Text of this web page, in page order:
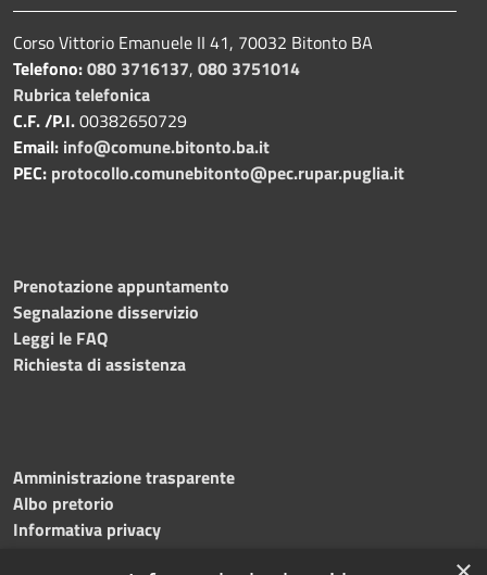
Corso Vittorio Emanuele II 41, 70032 Bitonto BA
Telefono:080 3716137, 080 3751014
Rubrica telefonica
C.F. /P.I.00382650729
Email: info@comune.bitonto.ba.it
PEC: protocollo.comunebitonto@pec.rupar.puglia.it
Prenotazione appuntamento
Segnalazione disservizio
Leggi le FAQ
Richiesta di assistenza
Amministrazione trasparente
Albo pretorio
Informativa privacy